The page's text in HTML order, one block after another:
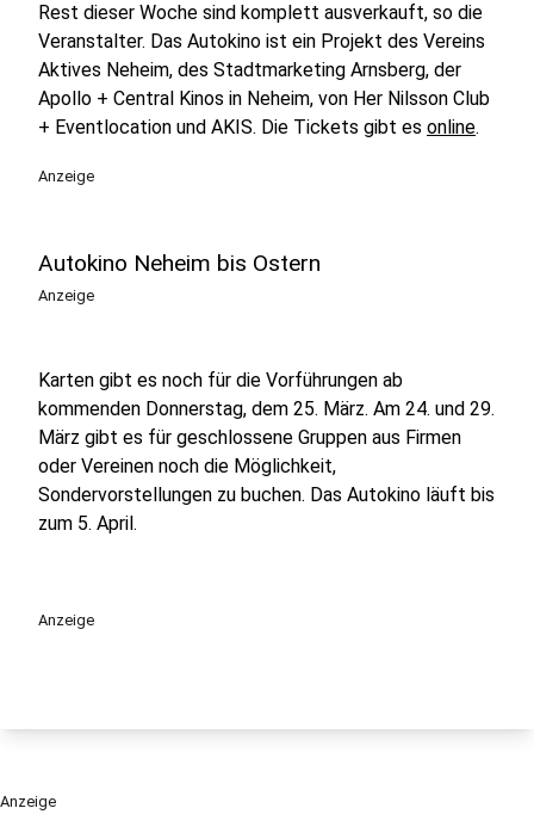
Rest dieser Woche sind komplett ausverkauft, so die
Veranstalter. Das Autokino ist ein Projekt des Vereins
Aktives Neheim, des Stadtmarketing Arnsberg, der
Apollo + Central Kinos in Neheim, von Her Nilsson Club
+ Eventlocation und AKIS. Die Tickets gibt es online.
Anzeige
Autokino Neheim bis Ostern
Anzeige
Karten gibt es noch für die Vorführungen ab
kommenden Donnerstag, dem 25. März. Am 24. und 29.
März gibt es für geschlossene Gruppen aus Firmen
oder Vereinen noch die Möglichkeit,
Sondervorstellungen zu buchen. Das Autokino läuft bis
zum 5. April.
Anzeige
Anzeige